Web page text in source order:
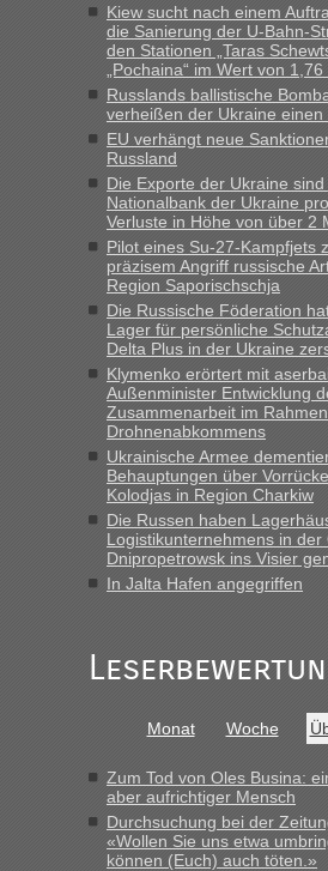
Milliarden aufgedeckt
„Kein Zoll. Du musst an sich nur
und du nicht damit handeln willst. So
Originalverpackt ist und ersichlich
keine Probleme geben“
Recht, Visa und Dokumente •
gebrauchter Kleidung beim Zoll
„Hallo Leute, ich weiß nicht, ob ich
Anfrage. Ich möchte 4
Straßen Kleidung bei der Einreise
mitnehmen. Es ist gebrauchte
Berichte und Reisetipps • Re:
Grenzübergang zwischen Polen und
schnellsten?
„Wir sind mit unserem Wohnmobil,
15.6. in Krakovets rüber. Sehr zeitig
Früh. Mit sehr sehr wenig Verkehr,
8 PKW vor der Schranke....“
Berichte und Reisetipps •
Grenzübergang zwischen Polen und
schnellsten?
schnell da auch Passagiere mit EU-
Berichte und
Grenzübergang zwischen Polen und
„Bin am Montag 15.6.26 um 8 Uhr in
das erste Mal an einem
vor mir, bin sonst der Erste oder
Minuten wurde dann die nächste
Kiew sucht nach einem
die Sanierung der U-Bahn-
den Stationen „Taras
„Pochaina“ im Wert von
Russlands ballistische
verheißen der Ukraine
EU verhängt neue
Russland
Die Exporte der Ukraine
Nationalbank der Ukraine
Verluste in Höhe von über 2
Pilot eines Su-27-Kampfjets
präzisem Angriff russische
Region Saporischschja
Die Russische Föderation
Lager für persönliche
Delta Plus in der Ukraine
Klymenko erörtert mit
Außenminister Entwicklung
Zusammenarbeit im
Drohnenabkommens
Ukrainische Armee
Behauptungen über
Kolodjas in Region Charkiw
Die Russen haben
Logistikunternehmens in der
Dnipropetrowsk ins Visier
In Jalta Hafen angegriffen
Monat Woche
Zum Tod von Oles Busina:
aber aufrichtiger Mensch
Durchsuchung bei der
«Wollen Sie uns etwa
können (Euch) auch töten.»